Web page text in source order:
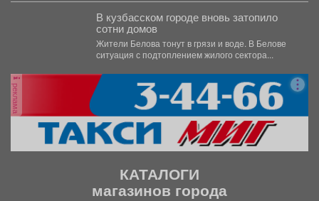
В кузбасском городе вновь затопило
сотни домов
Жители Белова тонут в грязи и воде. В Белове
ситуация с подтоплением жилого сектора...
реклама
КАТАЛОГИ
магазинов города